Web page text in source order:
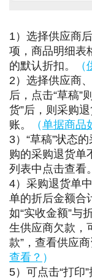
1）选择供应商
项，商品明细表
的默认折扣。
（
2）选择供应商
后，点击“草稿”
货”后，则采购
账。
（单据商品
3）“草稿”状态
购的采购退货单
列表中点击查看。
4）采购退货单
单的折后金额合
如“实收金额”与
生供应商欠款，
款”，查看供应商
查看？ ）
5）可点击“打印